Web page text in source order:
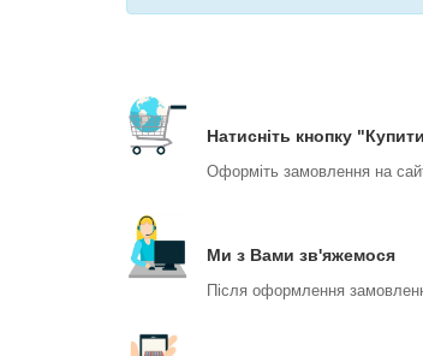
Натисніть кнопку
Оформіть замовлення на
Ми з Вами зв'яжемося
Після оформлення